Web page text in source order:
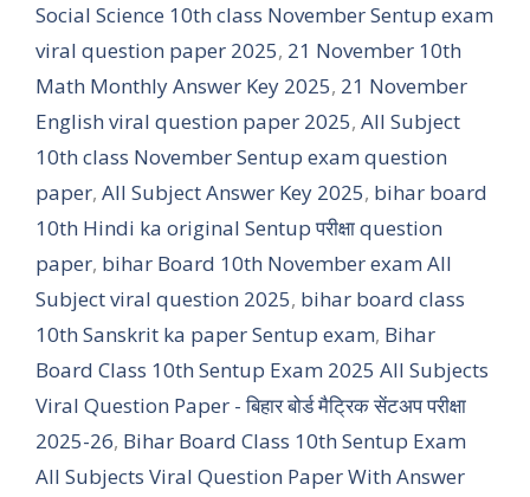
Social Science 10th class November Sentup exam
viral question paper 2025, 21 November 10th
Math Monthly Answer Key 2025, 21 November
English viral question paper 2025, All Subject
10th class November Sentup exam question
paper, All Subject Answer Key 2025, bihar board
10th Hindi ka original Sentup परीक्षा question
paper, bihar Board 10th November exam All
Subject viral question 2025, bihar board class
10th Sanskrit ka paper Sentup exam, Bihar
Board Class 10th Sentup Exam 2025 All Subjects
Viral Question Paper - बिहार बोर्ड मैट्रिक सेंटअप परीक्षा
2025-26, Bihar Board Class 10th Sentup Exam
All Subjects Viral Question Paper With Answer